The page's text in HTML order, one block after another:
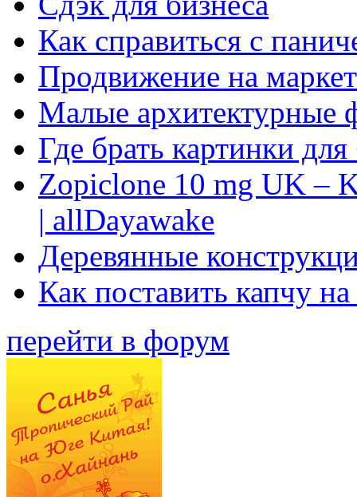
Как справиться с
Продвижение на
Малые архитектурные
Где брать картинки
Zopiclone 10 mg UK –
| allDayawake
Деревянные
Как поставить капчу
перейти в форум